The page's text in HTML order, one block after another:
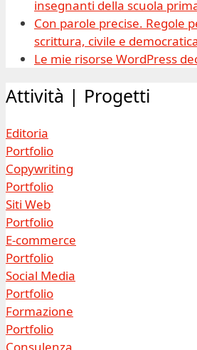
insegnanti della scuola
Con parole precise. Regole
scrittura, civile e
Le mie risorse WordPress
Attività | Progetti
Editoria
Portfolio
Copywriting
Portfolio
Siti Web
Portfolio
E-commerce
Portfolio
Social Media
Portfolio
Formazione
Portfolio
Consulenza